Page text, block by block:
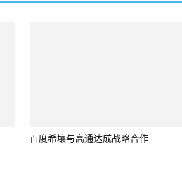
百度希壤与高通达成战略合作